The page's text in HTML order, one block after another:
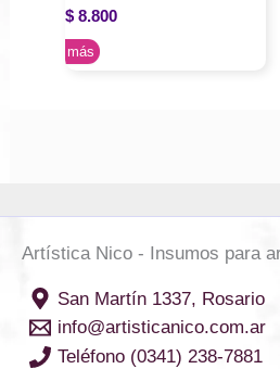
$ 8.800
Leer más
Artística Nico - Insumos para
San Martín 1337, Rosario
info@artisticanico.com.ar
Teléfono (0341) 238-7881